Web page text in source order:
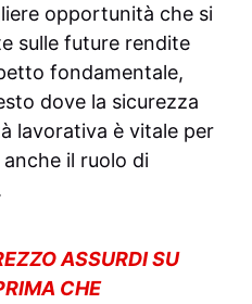
opportunità che si
sulle future rendite
fondamentale,
dove la sicurezza
lavorativa è vitale per
il ruolo di
ASSURDI SU
CHE